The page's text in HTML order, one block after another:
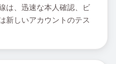
は、迅速な本人確認、ビ
新しいアカウントのテス